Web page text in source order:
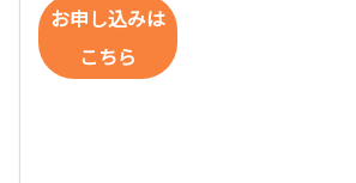
お申し込みは
こちら